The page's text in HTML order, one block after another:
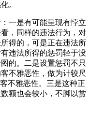
。
一是有可能呈现有悖立
，同样的违法行为，对
得的，可是正在违法所
违法所得的惩罚轻于没
的。二是设置惩罚不只
不雅恶性，做为计较尺
不雅恶性。三是这种正
额也会较小，不脚以赏